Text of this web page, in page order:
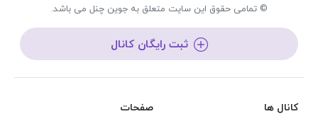
© تمامی حقوق این سایت متعلق به جوین چنل می باشد.
ثبت رایگان کانال
کانال ها صفحات